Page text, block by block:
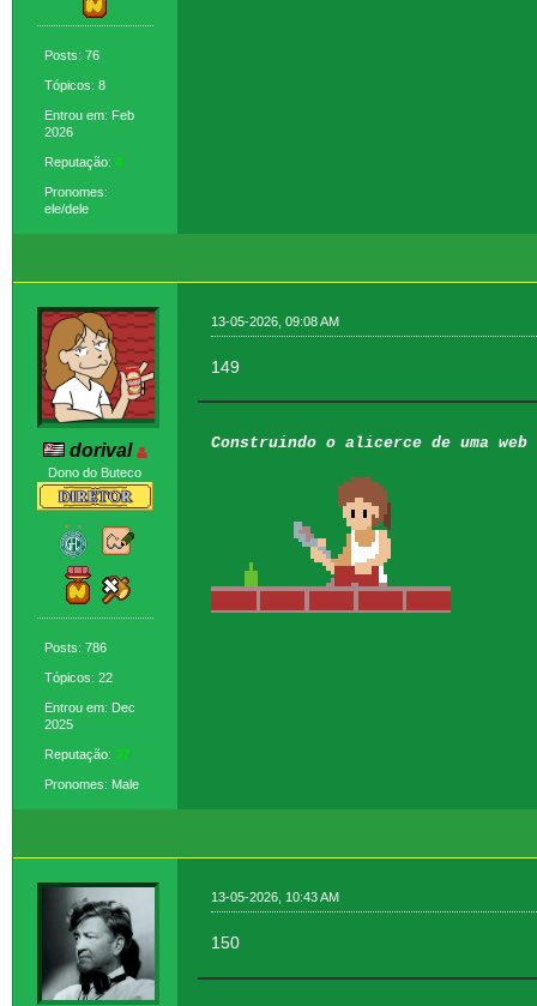
Posts: 76
Tópicos: 8
Entrou em: Feb
2026
Reputação: 4
Pronomes:
ele/dele
dorival
Dono do Buteco
Posts: 786
Tópicos: 22
Entrou em: Dec
2025
Reputação: 37
Pronomes: Male
13-05-2026, 09:08 AM
149
Construindo o alicerce de uma
13-05-2026, 10:43 AM
150